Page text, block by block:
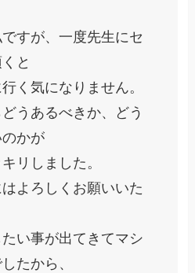
すが、一度先生にセ
と
く気になりません。
うあるべきか、どう
かが
リしました。
よろしくお願いいた
い事が出てきてマシ
たから、